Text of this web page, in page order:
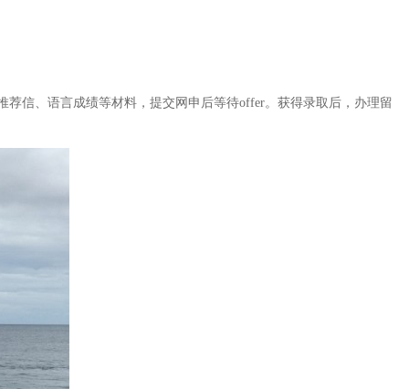
信、语言成绩等材料，提交网申后等待offer。获得录取后，办理留